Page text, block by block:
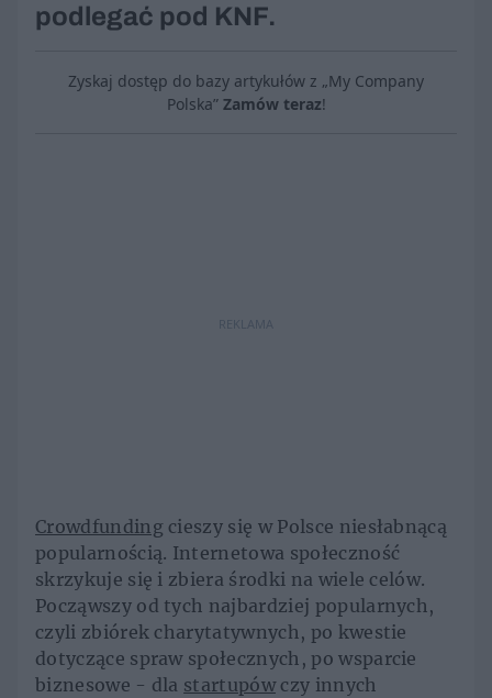
podlegać pod KNF.
Zyskaj dostęp do bazy artykułów z „My Company
Polska” Zamów teraz!
REKLAMA
Crowdfundingcieszy się w Polsce niesłabnącą
popularnością. Internetowa społeczność
skrzykuje się i zbiera środki na wiele celów.
Począwszy od tych najbardziej popularnych,
czyli zbiórek charytatywnych, po kwestie
dotyczące spraw społecznych, po wsparcie
biznesowe - dla startupówczy innych